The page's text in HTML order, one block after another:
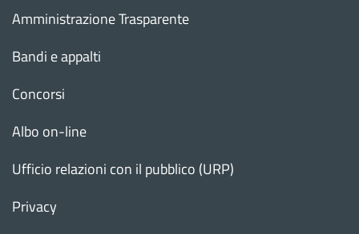
Amministrazione Trasparente
Bandi e appalti
Concorsi
Albo on-line
Ufficio relazioni con il pubblico (URP)
Privacy